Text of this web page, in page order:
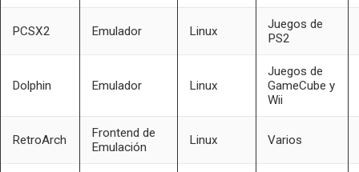
PCSX2 Emulador Linux
Juegos de
PS2
Dolphin Emulador Linux
Juegos de
GameCube y
Wii
RetroArch
Frontend de
Emulación
Linux Varios